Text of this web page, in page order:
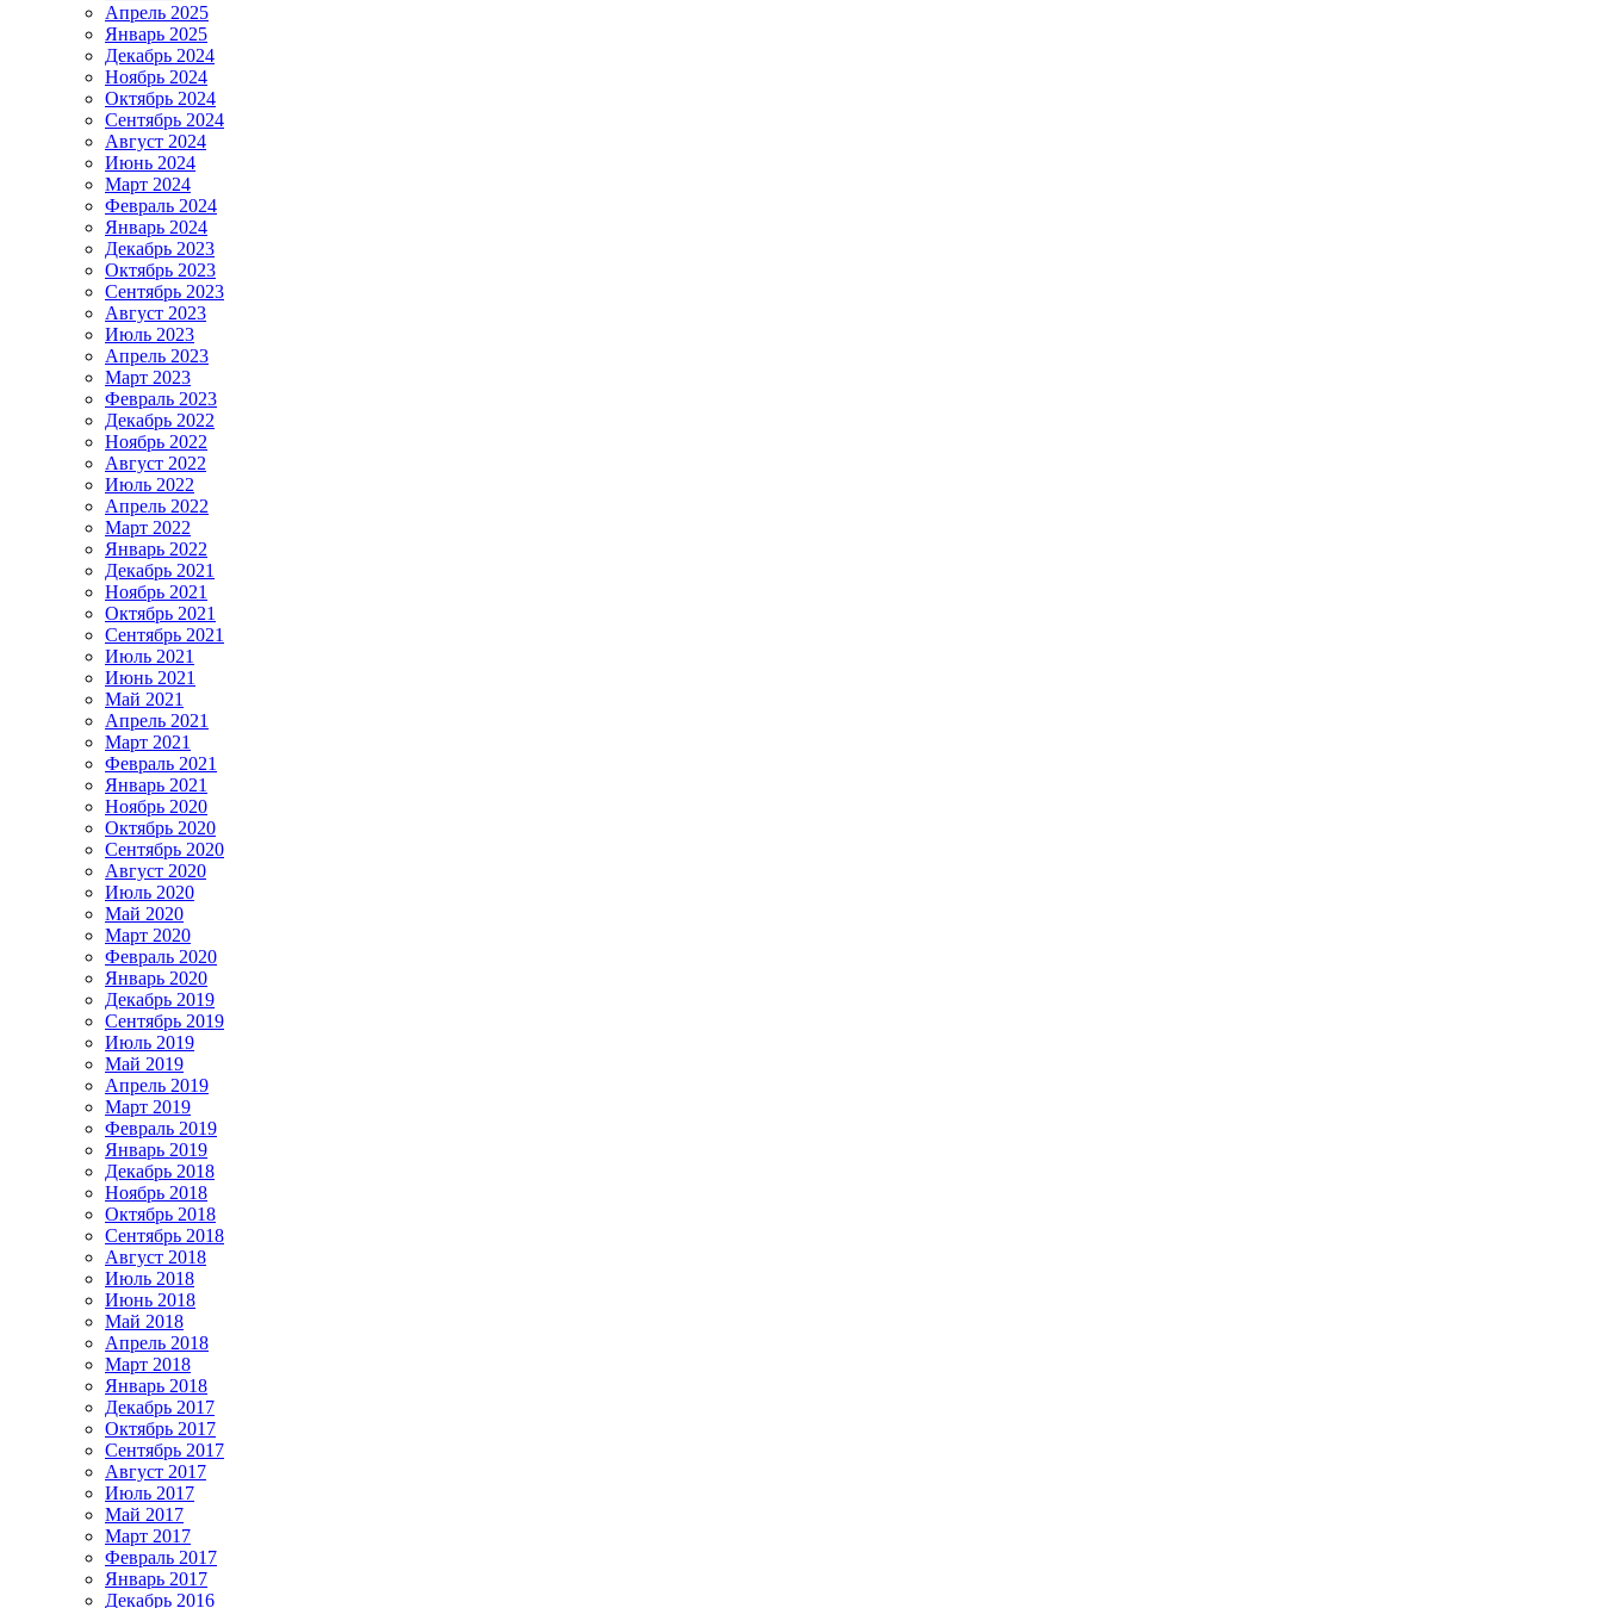
Апрель 2025
Январь 2025
Декабрь 2024
Ноябрь 2024
Октябрь 2024
Сентябрь 2024
Август 2024
Июнь 2024
Март 2024
Февраль 2024
Январь 2024
Декабрь 2023
Октябрь 2023
Сентябрь 2023
Август 2023
Июль 2023
Апрель 2023
Март 2023
Февраль 2023
Декабрь 2022
Ноябрь 2022
Август 2022
Июль 2022
Апрель 2022
Март 2022
Январь 2022
Декабрь 2021
Ноябрь 2021
Октябрь 2021
Сентябрь 2021
Июль 2021
Июнь 2021
Май 2021
Апрель 2021
Март 2021
Февраль 2021
Январь 2021
Ноябрь 2020
Октябрь 2020
Сентябрь 2020
Август 2020
Июль 2020
Май 2020
Март 2020
Февраль 2020
Январь 2020
Декабрь 2019
Сентябрь 2019
Июль 2019
Май 2019
Апрель 2019
Март 2019
Февраль 2019
Январь 2019
Декабрь 2018
Ноябрь 2018
Октябрь 2018
Сентябрь 2018
Август 2018
Июль 2018
Июнь 2018
Май 2018
Апрель 2018
Март 2018
Январь 2018
Декабрь 2017
Октябрь 2017
Сентябрь 2017
Август 2017
Июль 2017
Май 2017
Март 2017
Февраль 2017
Январь 2017
Декабрь 2016